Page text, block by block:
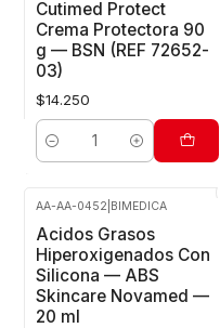
Cutimed Protect
Crema Protectora 90
g — BSN (REF 72652-
03)
$14.250
Cantidad
AA-AA-0452 BIMEDICA
Acidos Grasos
Hiperoxigenados Con
Silicona — ABS
Skincare Novamed —
20 ml